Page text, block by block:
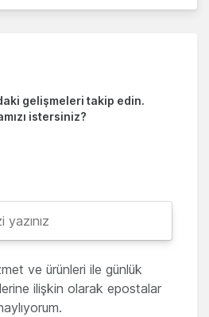
gelişmeleri takip edin.
istersiniz?
ve ürünleri ile günlük
ilişkin olarak epostalar